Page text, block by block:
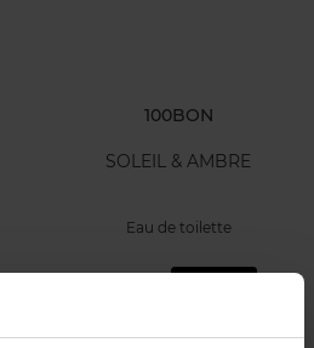
100BON
SOLEIL & AMBRE
Eau de toilette